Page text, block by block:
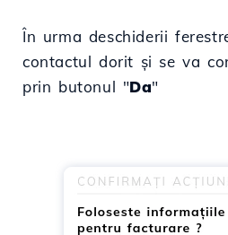
În urma deschiderii
contactul dorit și se va
prin butonul "Da"